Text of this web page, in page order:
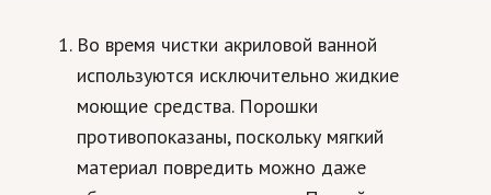
Во время чистки акриловой ванной
используются исключительно жидкие
моющие средства. Порошки
противопоказаны, поскольку мягкий
материал повредить можно даже